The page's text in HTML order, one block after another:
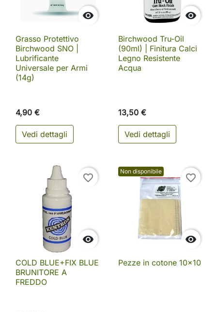

Grasso Protettivo
Birchwood SNO |
Lubrificante
Universale per Armi
(14g)
4,90 €
Vedi dettagli

Birchwood Tru-Oil
(90ml) | Finitura Calci
Legno Resistente
Acqua
13,50 €
Vedi dettagli

favorite_border
COLD BLUE+FIX BLUE
BRUNITORE A
FREDDO
Non disponibile

favorite_border
Pezze in cotone 10x10